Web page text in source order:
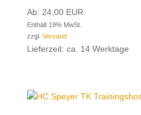
Ab: 24,00EUR
Enthält 19% MwSt.
zzgl. Versand
Lieferzeit: ca. 14 Werktage